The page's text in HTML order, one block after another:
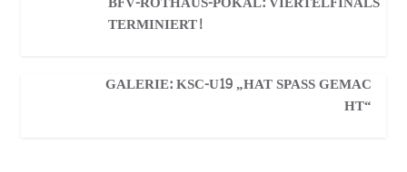
TERMINIERT!
GALERIE: KSC-U19 „HAT SPASS GEMACH
T“